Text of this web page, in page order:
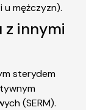
u mężczyzn).
z innymi
sterydem
(SERM).